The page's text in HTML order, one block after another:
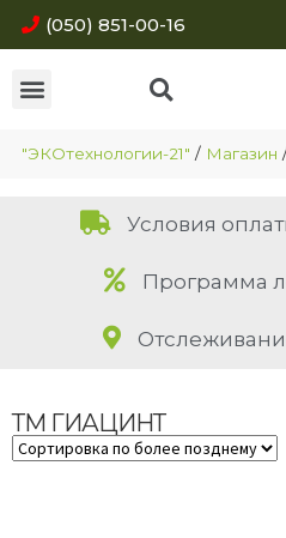
(050) 851-00-16
"ЭКОтехнологии-21" / Магазин
Условия
Программа
ТМ ГИАЦИНТ